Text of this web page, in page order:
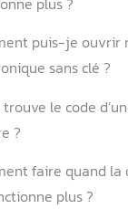
7. Duplication
clés
7.1.
7.2.
avancées